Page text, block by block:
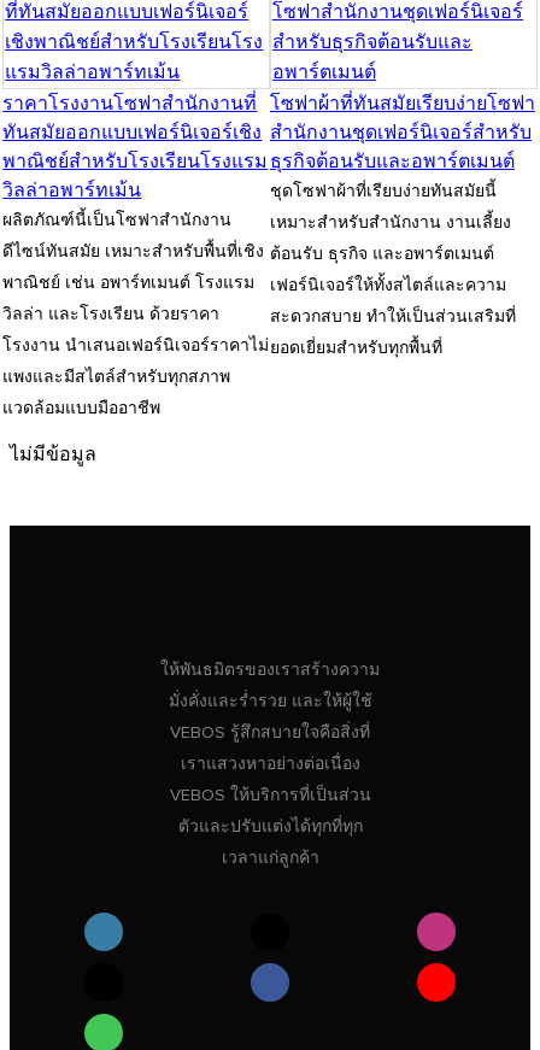
ราคาโรงงานโซฟาสำนักงานที่
ทันสมัยออกแบบเฟอร์นิเจอร์เชิง
พาณิชย์สำหรับโรงเรียนโรงแรม
วิลล่าอพาร์ทเม้น
ผลิตภัณฑ์นี้เป็นโซฟาสำนักงาน
ดีไซน์ทันสมัย ​​เหมาะสำหรับพื้นที่เชิง
พาณิชย์ เช่น อพาร์ทเมนต์ โรงแรม
วิลล่า และโรงเรียน ด้วยราคา
โรงงาน นำเสนอเฟอร์นิเจอร์ราคาไม่
แพงและมีสไตล์สำหรับทุกสภาพ
แวดล้อมแบบมืออาชีพ
โซฟาผ้าที่ทันสมัยเรียบง่ายโซฟา
สำนักงานชุดเฟอร์นิเจอร์สำหรับ
ธุรกิจต้อนรับและอพาร์ตเมนต์
ชุดโซฟาผ้าที่เรียบง่ายทันสมัยนี้
เหมาะสำหรับสำนักงาน งานเลี้ยง
ต้อนรับ ธุรกิจ และอพาร์ตเมนต์
เฟอร์นิเจอร์ให้ทั้งสไตล์และความ
สะดวกสบาย ทำให้เป็นส่วนเสริมที่
ยอดเยี่ยมสำหรับทุกพื้นที่
ไม่มีข้อมูล
ให้พันธมิตรของเราสร้างความ
มั่งคั่งและร่ำรวย และให้ผู้ใช้
VEBOS รู้สึกสบายใจคือสิ่งที่
เราแสวงหาอย่างต่อเนื่อง
VEBOS ให้บริการที่เป็นส่วน
ตัวและปรับแต่งได้ทุกที่ทุก
เวลาแก่ลูกค้า